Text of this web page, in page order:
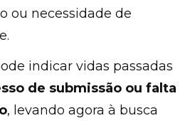
ou necessidade de
indicar vidas passadas
de submissão ou falta
, levando agora à busca